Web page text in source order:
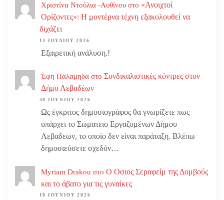
Χριστίνα Ντούλια -Αυθίνου στο «Ανοιχτοί
Ορίζοντες»: Η μοντέρνα τέχνη εξακολουθεί να
διχάζει
13 ΙΟΥΛΊΟΥ 2026
Εξαιρετική ανάλυση.!
Έφη Παλαμηδα στο Συνδικαλιστικές κόντρες στον
Δήμο Λεβαδέων
30 ΙΟΥΝΊΟΥ 2026
Ως έγκριτος δημοσιογράφος θα γνωρίζετε πως
υπάρχει το Σωματειο Εργαζομένων Δήμου
Λεβαδεων, το οποίο δεν είναι παράταξη. Βλέπω
δημοσιεύσετε σχεδόν…
Myriam Drakou στο Ο Οσιος Σεραφείμ της Δομβούς
και το άβατο για τις γυναίκες
10 ΙΟΥΝΊΟΥ 2026